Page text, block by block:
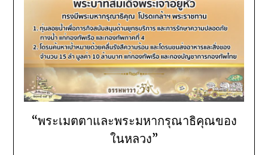
“พระเมตตาและพระมหากรุณาธิคุณของ
ในหลวง”